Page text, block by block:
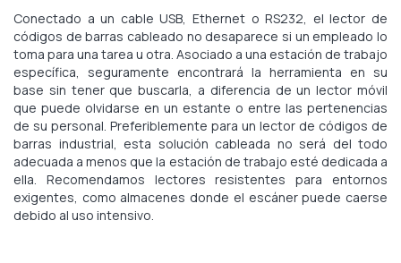
Conectado a un cable USB, Ethernet o RS232, el lector de
códigos de barras cableado no desaparece si un empleado lo
toma para una tarea u otra. Asociado a una estación de trabajo
específica, seguramente encontrará la herramienta en su
base sin tener que buscarla, a diferencia de un lector móvil
que puede olvidarse en un estante o entre las pertenencias
de su personal. Preferiblemente para un lector de códigos de
barras industrial, esta solución cableada no será del todo
adecuada a menos que la estación de trabajo esté dedicada a
ella. Recomendamos lectores resistentes para entornos
exigentes, como almacenes donde el escáner puede caerse
debido al uso intensivo.